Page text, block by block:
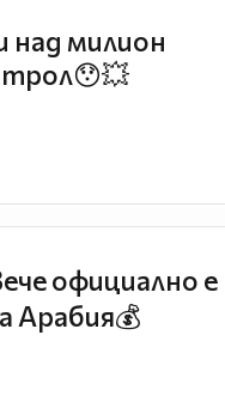
над милион
трол😯💥
официално е
Арабия💰